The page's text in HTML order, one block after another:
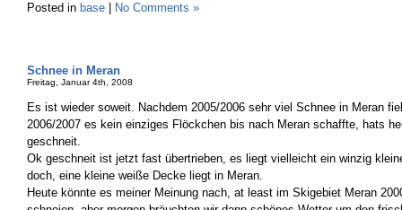
Posted in base No Comments »
Schnee in Meran
Freitag, Januar 4th, 2008
Es ist wieder soweit. Nachdem 2005/2006 sehr viel Schnee in Meran
2006/2007 es kein einziges Flöckchen bis nach Meran schaffte, hats
geschneit.
Ok geschneit ist jetzt fast übertrieben, es liegt vielleicht ein winzig
doch, eine kleine weiße Decke liegt in Meran.
Heute könnte es meiner Meinung nach, at least im Skigebiet Meran